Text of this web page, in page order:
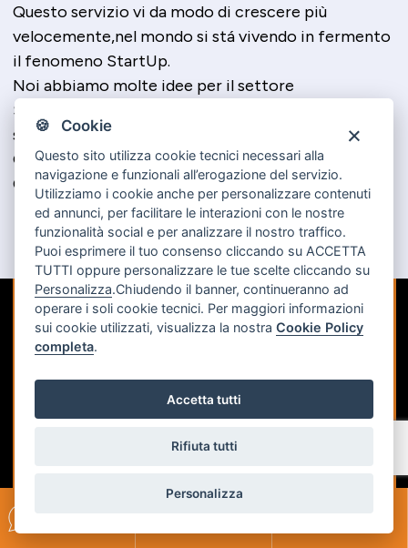
🍪 Cookie
Questo sito utilizza cookie tecnici necessari alla
navigazione e funzionali all’erogazione del servizio.
Utilizziamo i cookie anche per personalizzare contenuti
ed annunci, per facilitare le interazioni con le nostre
funzionalità social e per analizzare il nostro traffico.
Puoi esprimere il tuo consenso cliccando su ACCETTA
TUTTI oppure personalizzare le tue scelte cliccando su
Personalizza.Chiudendo il banner, continueranno ad
operare i soli cookie tecnici. Per maggiori informazioni
sui cookie utilizzati, visualizza la nostraCookie Policy
completa.
Accetta tutti
Rifiuta tutti
Personalizza
Questo servizio vi da modo di crescere più
velocemente,nel mondo si stá vivendo in fermento
il fenomeno StartUp.
Noi abbiamo molte idee per il settore
SocialNet,stiamo iniziando a realizzarle,i vs consigli
sono utilissimi.
Grazie
Cristian
Company profile
Tutti i touch point
Richiedi appuntamento